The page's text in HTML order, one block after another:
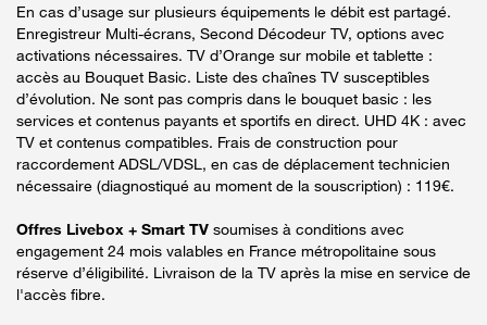
En cas d’usage sur plusieurs équipements le débit est partagé.
Enregistreur Multi-écrans, Second Décodeur TV, options avec
activations nécessaires. TV d’Orange sur mobile et tablette :
accès au Bouquet Basic. Liste des chaînes TV susceptibles
d’évolution. Ne sont pas compris dans le bouquet basic : les
services et contenus payants et sportifs en direct. UHD 4K : avec
TV et contenus compatibles. Frais de construction pour
raccordement ADSL/VDSL, en cas de déplacement technicien
nécessaire (diagnostiqué au moment de la souscription) : 119€.
Offres Livebox + Smart TV soumises à conditions avec
engagement 24 mois valables en France métropolitaine sous
réserve d’éligibilité. Livraison de la TV après la mise en service de
l'accès fibre.